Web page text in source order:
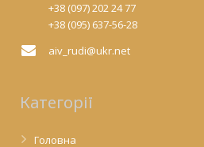
+38 (097) 202 24 77
+38 (095) 637-56-28
aiv_rudi@ukr.net
Категорії
Головна